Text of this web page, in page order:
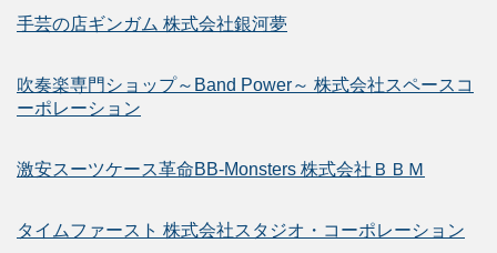
手芸の店ギンガム 株式会社銀河夢
吹奏楽専門ショップ～Band Power～ 株式会社スペースコ
ーポレーション
激安スーツケース革命BB-Monsters 株式会社ＢＢＭ
タイムファースト 株式会社スタジオ・コーポレーション